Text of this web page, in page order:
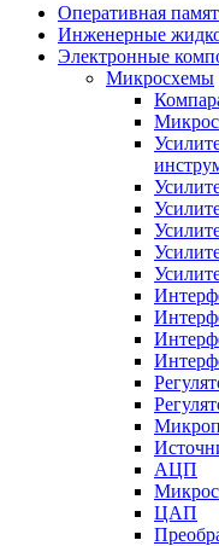
Оперативная
Инженерные
Электронные
Микросхемы
АЦП
ЦАП